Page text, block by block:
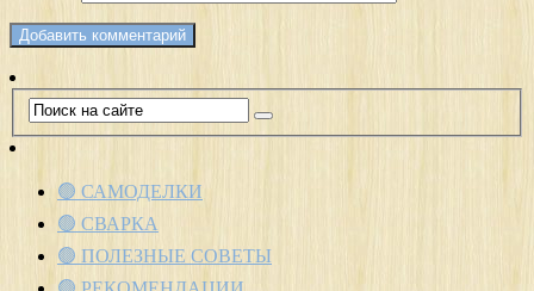
🟢 САМОДЕЛКИ
🟢 СВАРКА
🟢 ПОЛЕЗНЫЕ СОВЕТЫ